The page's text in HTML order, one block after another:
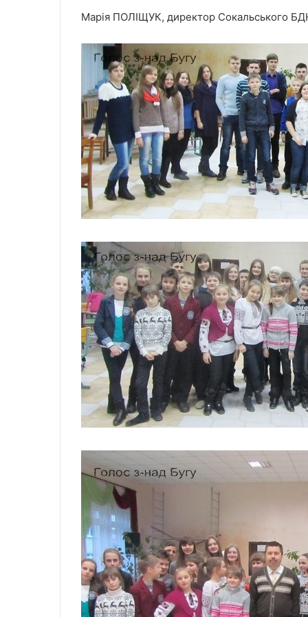
Марія ПОЛІЩУК, директор Сокальського